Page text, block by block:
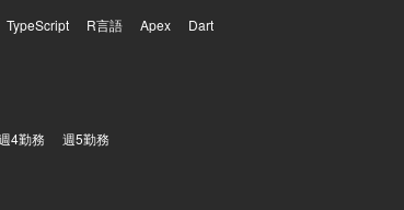
TypeScript R言語 Apex Dart
4勤務 週5勤務